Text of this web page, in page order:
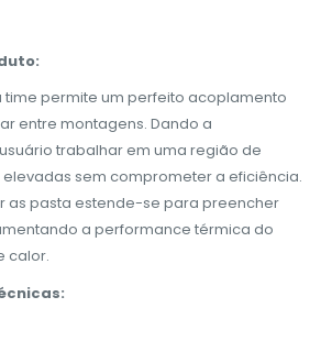
time permite um perfeito acoplamento
entre montagens. Dando a
trabalhar em uma região de
sem comprometer a eficiência.
as pasta estende-se para preencher
a performance térmica do
calor.